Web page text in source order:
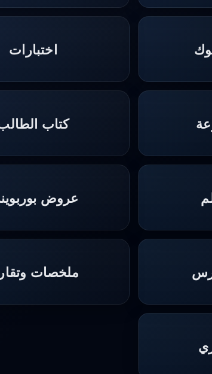
اختبارات
كتاب
عروض
ملخصات